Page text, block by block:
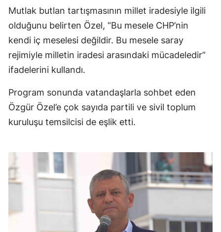
Mutlak butlan tartışmasının millet iradesiyle ilgili
olduğunu belirten Özel, “Bu mesele CHP’nin
kendi iç meselesi değildir. Bu mesele saray
rejimiyle milletin iradesi arasındaki mücadeledir”
ifadelerini kullandı.
Program sonunda vatandaşlarla sohbet eden
Özgür Özel’e çok sayıda partili ve sivil toplum
kuruluşu temsilcisi de eşlik etti.